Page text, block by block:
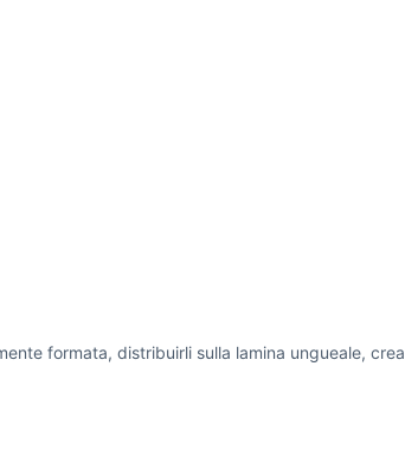
formata, distribuirli sulla lamina ungueale,